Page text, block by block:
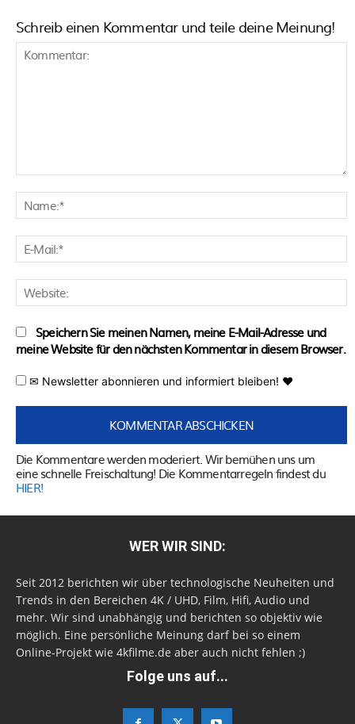
Schreib einen Kommentar und teile deine Meinung!
Speichern Sie meinen Namen, meine E-Mail-Adresse und
meine Website für den nächsten Kommentar in diesem Browser.
✉ Newsletter abonnieren und informiert bleiben! ♥
Die Kommentare werden moderiert. Wir bemühen uns um
eine schnelle Freischaltung! Die Kommentarregeln findest du
HIER!
WER WIR SIND:
Seit 2012 berichten wir über technologische Neuheiten und
Trends in den Bereichen 4K / UHD, Film, Hifi, Audio und
mehr. Wir sind unabhängig und berichten so objektiv wie
möglich. Eine persönliche Meinung darf bei so einem
Online-Projekt wie 4kfilme.de aber auch nicht fehlen ;)
Folge uns auf...